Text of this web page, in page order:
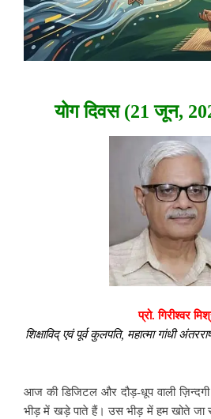
योग दिवस (21 जून,
प्रो. गिरीश्वर
शिक्षाविद् एवं पूर्व कुलपति, महात्मा गांधी
आज की डिजिटल और दौड़-धूप वाली
भीड़ में खड़े पाते हैं। उस भीड़ में हम खोते